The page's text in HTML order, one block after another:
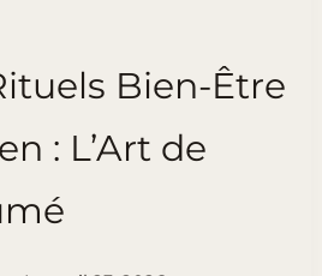
Bien-Être
: L’Art de